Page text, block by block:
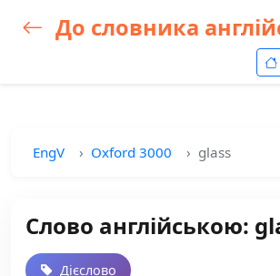
До словника
EngV Oxford 3000 glass
Слово англійською:
Дієслово